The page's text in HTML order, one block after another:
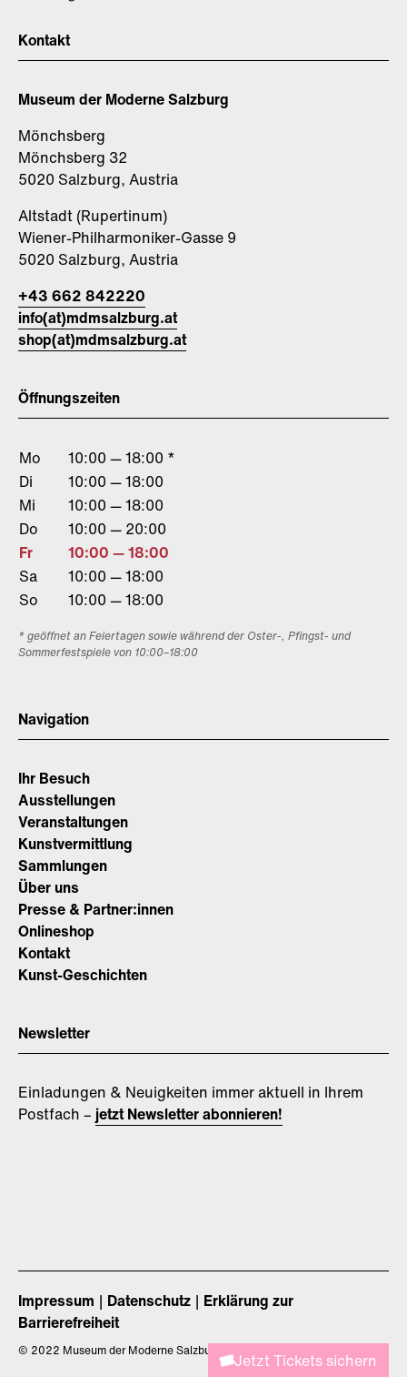
Kontakt
Museum der Moderne Salzburg
Mönchsberg
Mönchsberg 32
5020 Salzburg, Austria
Altstadt (Rupertinum)
Wiener-Philharmoniker-Gasse 9
5020 Salzburg, Austria
+43 662 842220
info(at)mdmsalzburg.at
shop(at)mdmsalzburg.at
Öffnungszeiten
Mo
10:00 — 18:00 *
Di
10:00 — 18:00
Mi
10:00 — 18:00
Do
10:00 — 20:00
Fr
10:00 — 18:00
Sa
10:00 — 18:00
So
10:00 — 18:00
* geöffnet an Feiertagen sowie während der Oster-, Pfingst- und
Sommerfestspiele von 10:00–18:00
Navigation
Ihr Besuch
Ausstellungen
Veranstaltungen
Kunstvermittlung
Sammlungen
Über uns
Presse & Partner:innen
Onlineshop
Kontakt
Kunst-Geschichten
Newsletter
Einladungen & Neuigkeiten immer aktuell in Ihrem
Postfach – jetzt Newsletter abonnieren!
Impressum Datenschutz
Erklärung zur
Barrierefreiheit
© 2022 Museum der Moderne Salzburg Jetzt Tickets sichern